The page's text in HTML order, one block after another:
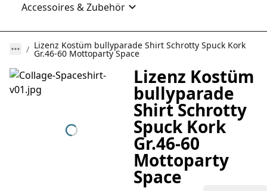
Accessoires & Zubehör
Lizenz Kostüm bullyparade Shirt Schrotty Spuck Kork
Gr.46-60 Mottoparty Space
Lizenz Kostüm
bullyparade
Shirt Schrotty
Spuck Kork
Gr.46-60
Mottoparty
Space